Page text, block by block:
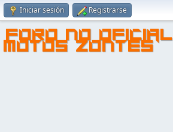
Iniciar sesión Registrarse
FORO NO OFICIAL
MOTOS ZONTES